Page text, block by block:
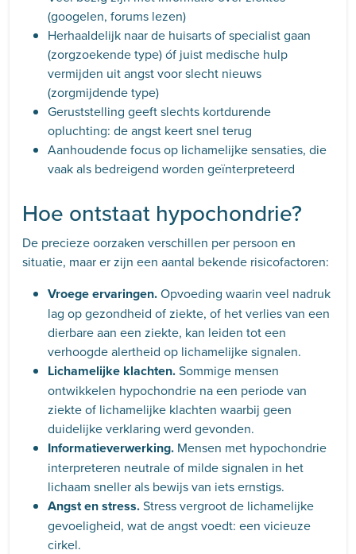
(googelen, forums lezen)
Herhaaldelijk naar de huisarts of specialist gaan
(zorgzoekende type) óf juist medische hulp
vermijden uit angst voor slecht nieuws
(zorgmijdende type)
Geruststelling geeft slechts kortdurende
opluchting: de angst keert snel terug
Aanhoudende focus op lichamelijke sensaties, die
vaak als bedreigend worden geïnterpreteerd
Hoe ontstaat hypochondrie?
De precieze oorzaken verschillen per persoon en
situatie, maar er zijn een aantal bekende risicofactoren:
Vroege ervaringen.Opvoeding waarin veel nadruk
lag op gezondheid of ziekte, of het verlies van een
dierbare aan een ziekte, kan leiden tot een
verhoogde alertheid op lichamelijke signalen.
Lichamelijke klachten.Sommige mensen
ontwikkelen hypochondrie na een periode van
ziekte of lichamelijke klachten waarbij geen
duidelijke verklaring werd gevonden.
Informatieverwerking. Mensen met hypochondrie
interpreteren neutrale of milde signalen in het
lichaam sneller als bewijs van iets ernstigs.
Angst en stress.Stress vergroot de lichamelijke
gevoeligheid, wat de angst voedt: een vicieuze
cirkel.